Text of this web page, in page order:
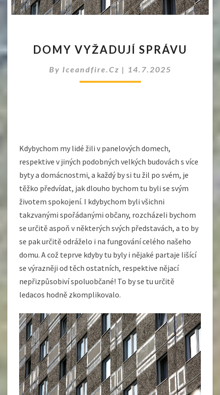
VYŽADUJÍ
DOMY VYŽADUJÍ SPRÁVU
By Iceandfire.cz | 14.7.2025
Kdybychom my lidé žili v panelových domech,
respektive v jiných podobných velkých budovách s více
byty a domácnostmi, a každý by si tu žil po svém, je
těžko předvídat, jak dlouho bychom tu byli se svým
životem spokojení. I kdybychom byli všichni
takzvanými spořádanými občany, rozcházeli bychom
se určitě aspoň v některých svých představách, a to by
se pak určitě odráželo i na fungování celého našeho
domu. A což teprve kdyby tu byly i nějaké partaje lišící
se výrazněji od těch ostatních, respektive nějací
nepřizpůsobiví spoluobčané! To by se tu určitě
ledacos hodně zkomplikovalo.